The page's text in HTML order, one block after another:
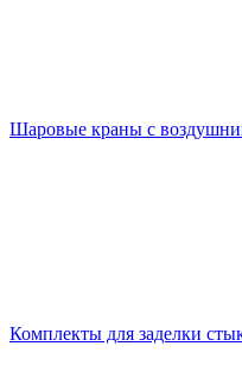
Шаровые краны с
Комплекты для заделки